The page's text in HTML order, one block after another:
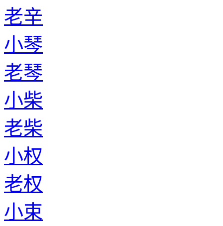
老辛
小琴
老琴
小柴
老柴
小权
老权
小束